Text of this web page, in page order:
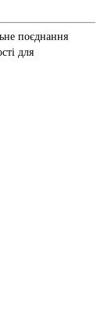
поєднання
для